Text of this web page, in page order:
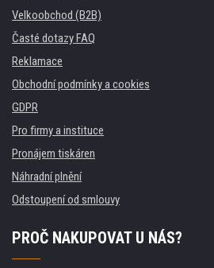
Velkoobchod (B2B)
Časté dotazy FAQ
Reklamace
Obchodní podmínky a cookies
GDPR
Pro firmy a instituce
Pronájem tiskáren
Náhradní plnění
Odstoupení od smlouvy
PROČ NAKUPOVAT U NÁS?